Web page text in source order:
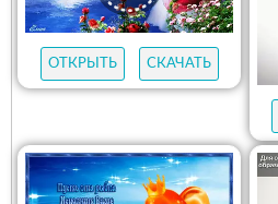
ОТКРЫТЬ СКАЧАТЬ